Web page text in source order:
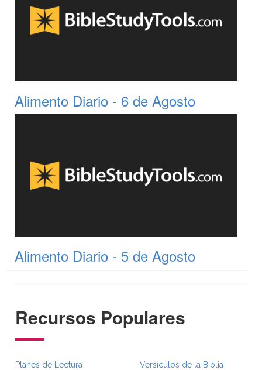
Alimento Diario - 6 de Agosto
Alimento Diario - 5 de Agosto
Recursos Populares
Planes de Lectura
Versículos de la Biblia